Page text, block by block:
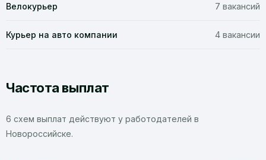
Велокурьер 7 вакансий
Курьер на авто компании 4 вакансии
Частота выплат
6 схем выплат действуют у работодателей в
Новороссийске.